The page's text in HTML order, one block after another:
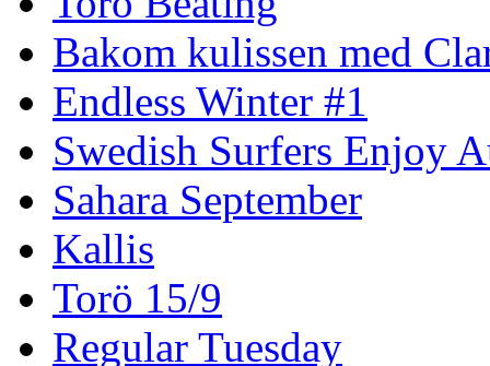
Bakom kulissen med
Endless Winter #1
Swedish Surfers Enjoy
Sahara September
Kallis
Torö 15/9
Regular Tuesday